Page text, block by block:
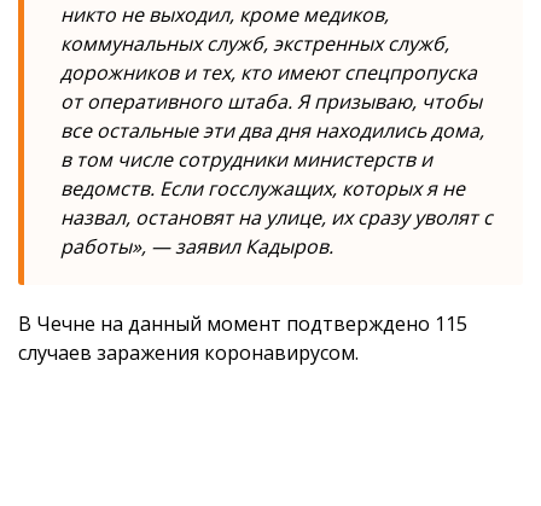
никто не выходил, кроме медиков,
коммунальных служб, экстренных служб,
дорожников и тех, кто имеют спецпропуска
от оперативного штаба. Я призываю, чтобы
все остальные эти два дня находились дома,
в том числе сотрудники министерств и
ведомств. Если госслужащих, которых я не
назвал, остановят на улице, их сразу уволят с
работы», — заявил Кадыров.
В Чечне на данный момент подтверждено 115
случаев заражения коронавирусом.